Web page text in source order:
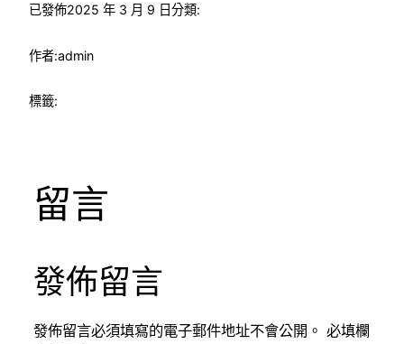
已發佈2025 年 3 月 9 日分類:
作者:admin
標籤:
留言
發佈留言
發佈留言必須填寫的電子郵件地址不會公開。 必填欄